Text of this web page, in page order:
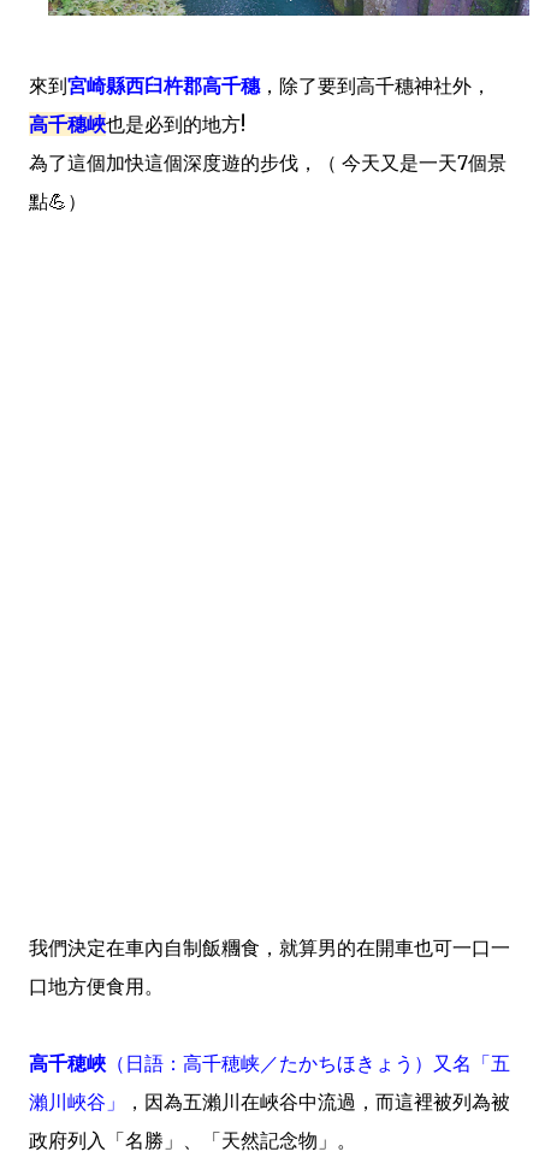
來到宮崎縣西臼杵郡高千穗，除了要到高千穗神社外，
高千穗峽也是必到的地方!
為了這個加快這個深度遊的步伐，（ 今天又是一天7個景
點💪）
我們決定在車內自制飯糰食，就算男的在開車也可一口一
口地方便食用。
高千穂峽 （日語：高千穂峡／たかちほきょう）又名「五
瀨川峽谷」
，因為五瀨川在峽谷中流過，而這裡被列為被
政府列入「名勝」、「天然記念物」。